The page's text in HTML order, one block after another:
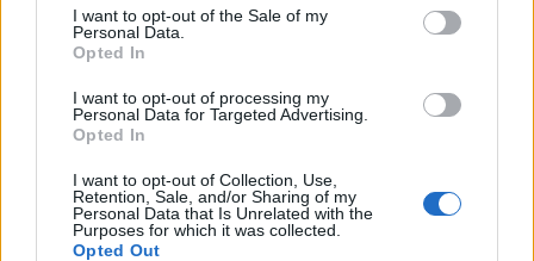
I want to opt-out of the Sale of my
Personal Data.
Opted In
I want to opt-out of processing my
Personal Data for Targeted Advertising.
Opted In
I want to opt-out of Collection, Use,
Retention, Sale, and/or Sharing of my
Personal Data that Is Unrelated with the
Purposes for which it was collected.
Opted Out
ΕΣΠΑ: €2,56 εκατ. για διδακτική
14/07/26 15:44
ΕΣΠΑ: Πώς κινήθηκαν οι
αιτήσεις σε «Ξεκινώ
Επιχειρηματικά» και «Παράγουμε